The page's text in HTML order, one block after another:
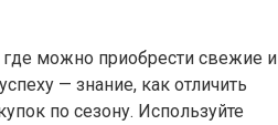
можно приобрести свежие и
— знание, как отличить
по сезону. Используйте